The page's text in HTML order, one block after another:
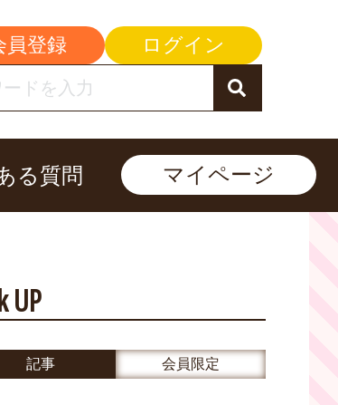
員登録 ログイン
る質問 マイページ
UP
記事 会員限定